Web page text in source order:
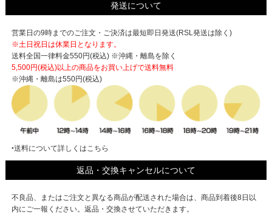
発送について
営業日の9時までのご注文・ご決済は最短即日発送(RSL発送は除く)
※土日祝日は休業日となります。
送料全国一律料金550円(税込) ※沖縄・離島を除く
5,500円(税込)以上の商品をお買い上げで送料無料
※沖縄・離島は550円(税込)
‣送料について詳しくはこちら
返品・交換キャンセルについて
不良品、またはご注文と異なる商品が配送された場合は、商品到着後8日以
内にご一報ください。返品・交換させていただきます。